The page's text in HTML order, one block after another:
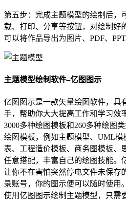
第五步：完成主题模型的绘制后，
载、打印、分享等按钮，对绘制好
可以将作品导出为图片、PDF、PPT
主题模型绘制软件–亿图图示
亿图图示是一款矢量绘图软件，具
手，帮助你大大提高工作和学习效
3000多种绘图模板和260多种绘图
绘图模板，例如主题模型、UML模
表、工程造价模板、商务图模板、
任意搭配，丰富自己的绘图技能。
让你不在害怕突然停电文件未保存
录账号，你的图示便可以随时使用。
使用亿图图示绘制主题模型，只需